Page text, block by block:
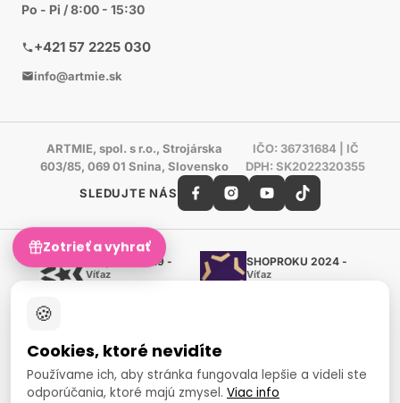
Po - Pi / 8:00 - 15:30
+421 57 2225 030
info@artmie.sk
ARTMIE, spol. s r.o., Strojárska
603/85, 069 01 Snina, Slovensko
IČO: 36731684 | IČ
DPH: SK2022320355
SLEDUJTE NÁS
Shoproku 2019 -
Víťaz
SHOPROKU 2024 -
Víťaz
European Art Awards
Organizátor medzinárodnej
súťaže
🍪
Cookies, ktoré nevidíte
Používame ich, aby stránka fungovala lepšie a videli ste
odporúčania, ktoré majú zmysel. Viac info
Zotrieť a vyhrať